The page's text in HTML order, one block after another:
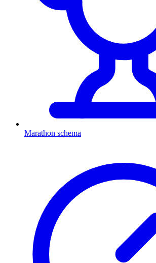
Marathon schema